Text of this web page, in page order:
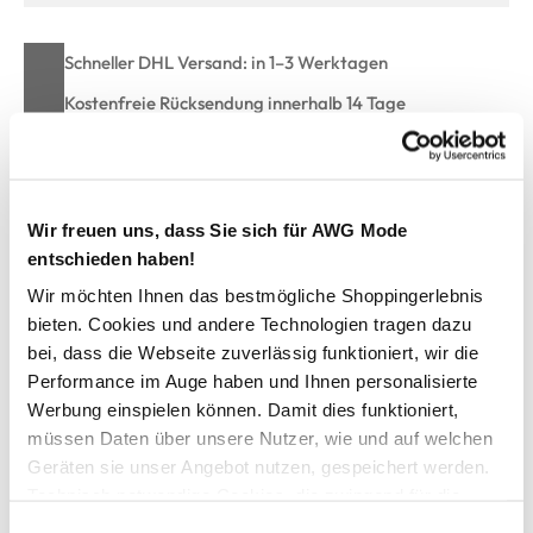
Wir freuen uns, dass Sie sich für AWG Mode
entschieden haben!
Wir möchten Ihnen das bestmögliche Shoppingerlebnis
bieten. Cookies und andere Technologien tragen dazu
bei, dass die Webseite zuverlässig funktioniert, wir die
Performance im Auge haben und Ihnen personalisierte
Werbung einspielen können. Damit dies funktioniert,
müssen Daten über unsere Nutzer, wie und auf welchen
Geräten sie unser Angebot nutzen, gespeichert werden.
Schneller DHL Versand: in 1–3 Werktagen
Kostenfreie Rücksendung innerhalb 14 Tage
Kostenlose Filiallieferung in Ihre Wunschfiliale
Zur Wunschliste hinzufügen
Damen Leichtpullover mit rundem Ausschnitt
modischer Rundhalspullover von Lisa Tossa
lockere Rippbündchen
leichte, trageangenehme Qualität
kleines Metallemblem am Saumende